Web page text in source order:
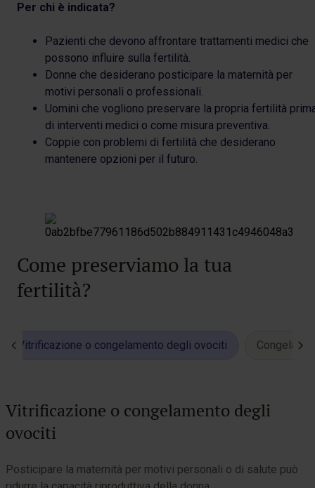
Per chi è indicata?
Pazienti che devono affrontare trattamenti medici che
possono influire sulla fertilità.
Donne che desiderano posticipare la maternità per
motivi personali o professionali.
Uomini che vogliono preservare la propria fertilità
di interventi medici o come misura preventiva.
Coppie con problemi di fertilità che desiderano
mantenere opzioni per il futuro.
Come preserviamo la tua
fertilità?
Vitrificazione o congelamento degli ovociti Congelare
Vitrificazione o congelamento degli
ovociti
Posticipare la maternità per motivi personali o di salute può